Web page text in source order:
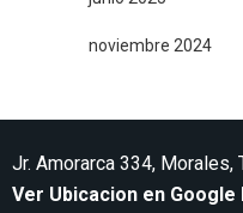
noviembre 2024
Jr. Amorarca 334, Morales,
Ver Ubicacion en Google